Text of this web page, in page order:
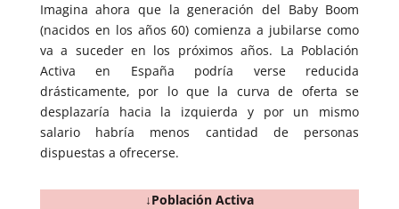
Imagina ahora que la generación del Baby Boom
(nacidos en los años 60) comienza a jubilarse como
va a suceder en los próximos años. La Población
Activa en España podría verse reducida
drásticamente, por lo que la curva de oferta se
desplazaría hacia la izquierda y por un mismo
salario habría menos cantidad de personas
dispuestas a ofrecerse.
↓Población Activa